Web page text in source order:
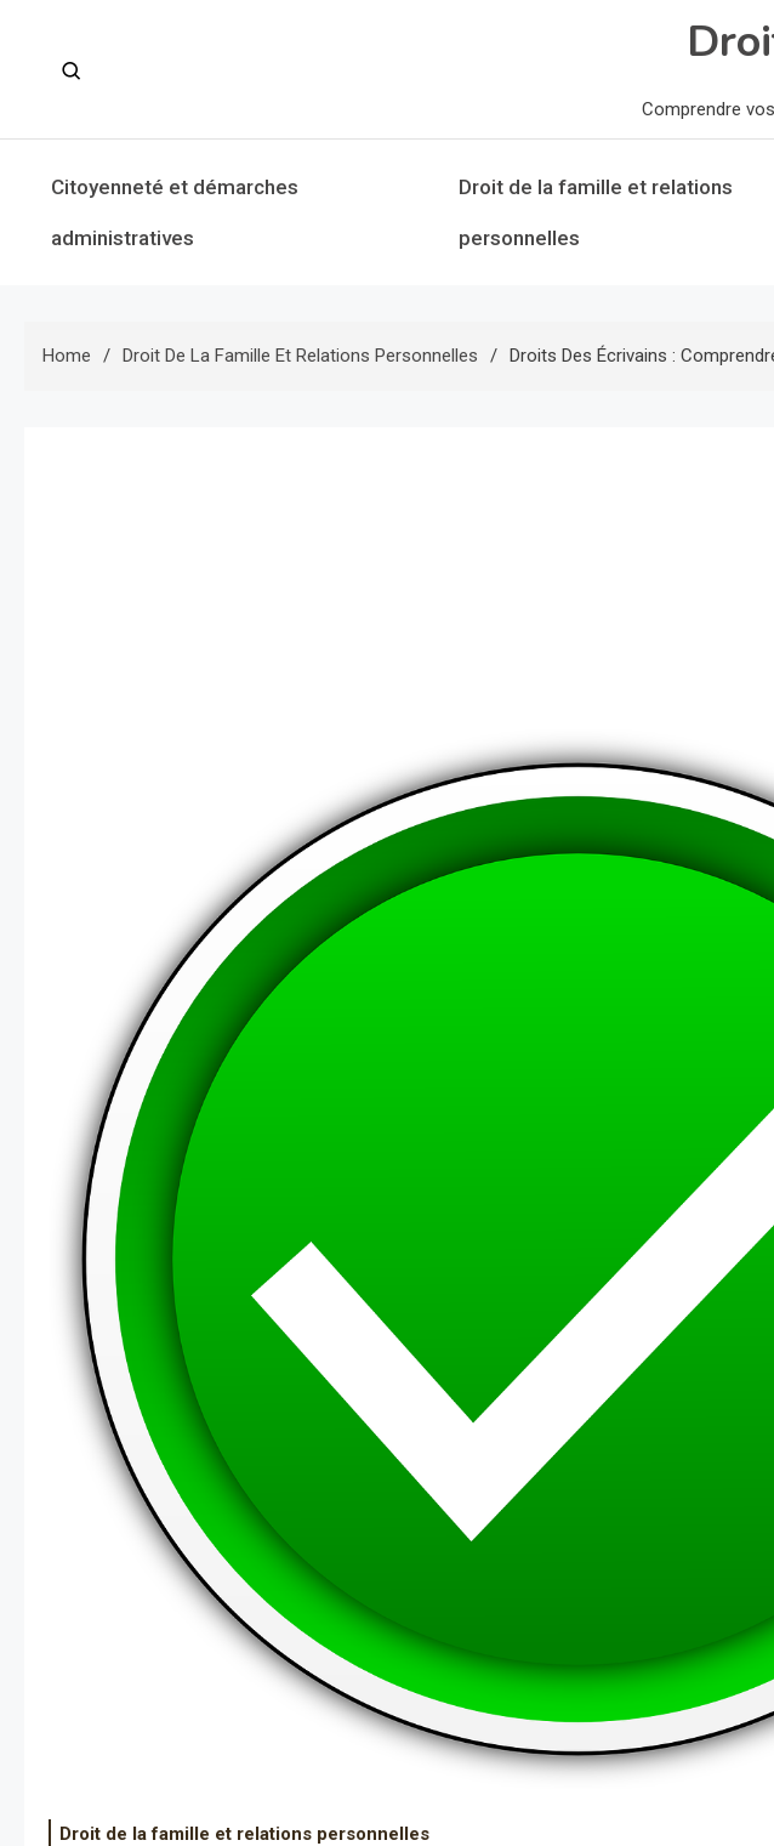
Comprendre
Citoyenneté et démarches
administratives
Droit de la famille et relations
personnelles
Home Droit De La Famille Et Relations Personnelles Droits Des Écrivains :
Droit de la famille et relations personnelles